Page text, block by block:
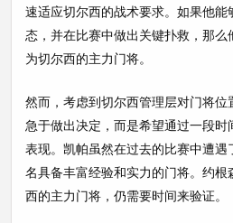
速适应切尔西的战术要求。如果他
态，并在比赛中做出关键扑救，那
为切尔西的主力门将。
然而，考虑到切尔西管理层对门将
急于做出决定，而是希望通过一段
表现。凯帕虽然在过去的比赛中遭
名具备丰富经验和实力的门将。约
西的主力门将，仍需要时间来验证。